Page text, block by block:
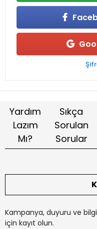
Yardım
Lazım
Mı?
Sıkça
Sorulan
Sorular
Kampanya, duyuru ve
için kayıt olun.